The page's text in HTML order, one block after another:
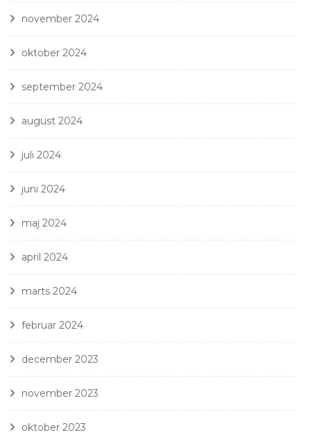
november 2024
oktober 2024
september 2024
august 2024
juli 2024
juni 2024
maj 2024
april 2024
marts 2024
februar 2024
december 2023
november 2023
oktober 2023